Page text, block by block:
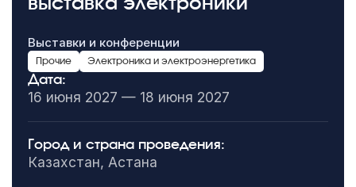
Выставки и конференции
Прочие Электроника и электроэнергетика
Дата:
16 июня 2027 — 18 июня 2027
Город и страна проведения:
Казахстан, Астана